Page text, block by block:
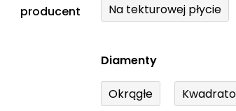
Na tekturowej płycie
Diamenty
Okrągłe
producent